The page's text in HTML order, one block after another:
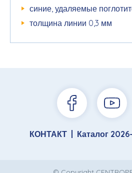
синие, удаляемые
толщина линии 0,3 мм
КОНТАКТ Каталог